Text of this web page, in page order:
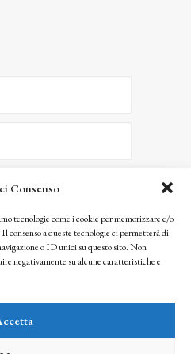
Consenso
tecnologie come i cookie per memorizzare e/o
consenso a queste tecnologie ci permetterà di
o ID unici su questo sito. Non
negativamente su alcune caratteristiche e
le tue informazioni saranno trattate
diritti e dell’Istituto Matteucci